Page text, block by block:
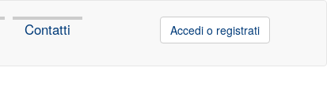
Contatti Accedi o registrati